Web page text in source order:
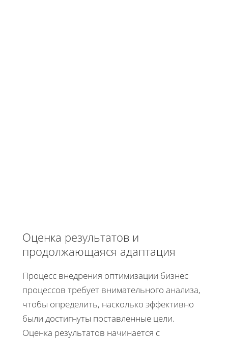
Оценка результатов и
продолжающаяся адаптация
Процесс внедрения оптимизации бизнес
процессов требует внимательного анализа,
чтобы определить, насколько эффективно
были достигнуты поставленные цели.
Оценка результатов начинается с